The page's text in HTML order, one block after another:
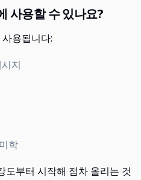
사용할 수 있나요?
용됩니다:
지
학
도부터 시작해 점차 올리는 것